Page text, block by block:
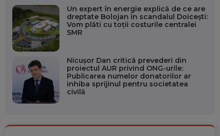
Un expert în energie explică de ce are
dreptate Bolojan în scandalul Doicești:
Vom plăti cu toții costurile centralei
SMR
Nicușor Dan critică prevederi din
proiectul AUR privind ONG-urile:
Publicarea numelor donatorilor ar
inhiba sprijinul pentru societatea
civilă